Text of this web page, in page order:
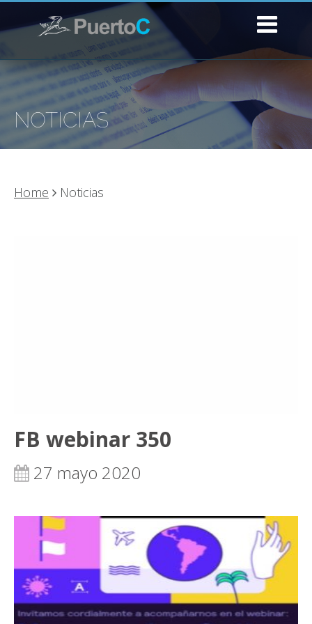
NOTICIAS
Home Noticias
FB webinar 350
27 mayo 2020